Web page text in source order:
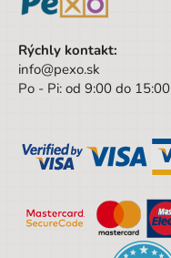
Vek od
Vek do
Sada/Sety/Balíčky
Motív
Hmotnosť
Rýchly kontakt:
info@pexo.sk
Po - Pi: od 9:00 do 15:00